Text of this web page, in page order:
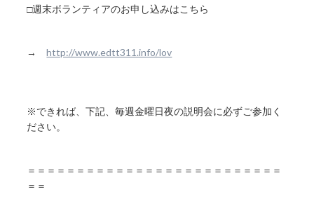
□週末ボランティアのお申し込みはこちら
→http://www.edtt311.info/lov
※できれば、下記、毎週金曜日夜の説明会に必ずご参加く
ださい。
＝＝＝＝＝＝＝＝＝＝＝＝＝＝＝＝＝＝＝＝＝＝＝＝＝＝
＝＝